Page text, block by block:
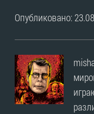
Опубликовано: